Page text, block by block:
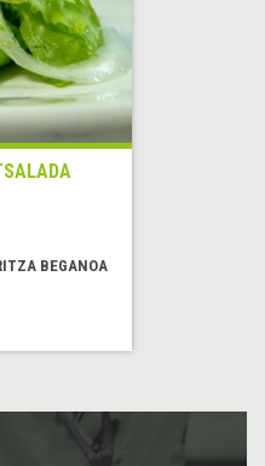
BEGANOA